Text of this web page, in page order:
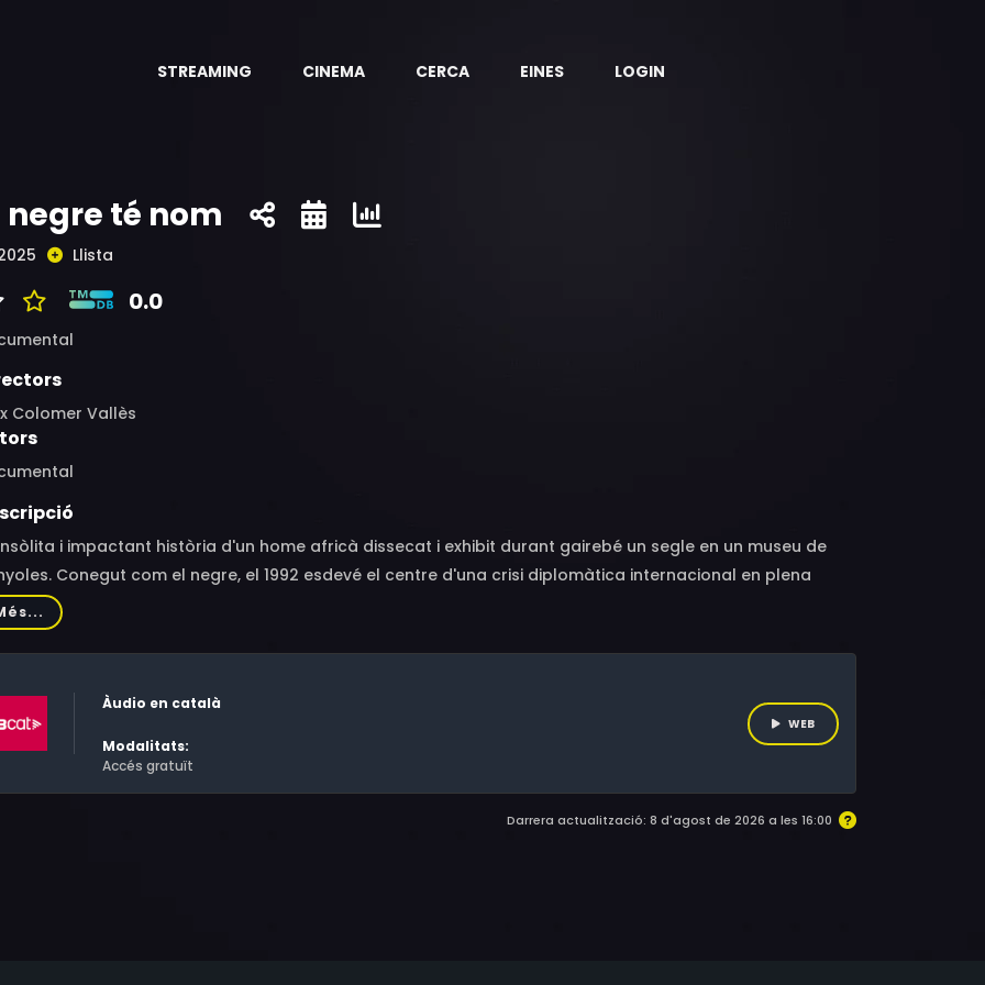
STREAMING CINEMA CERCA EINES LOGIN
negre té nom
Llista
0.0
Colomer Vallès
i impactant història d'un home africà dissecat i exhibit durant gairebé un segle en un museu de
Conegut com el negre, el 1992 esdevé el centre d'una crisi diplomàtica internacional en plena
dels Jocs Olímpics de Barcelona.
Àudio en català
Modalitats:
Accés gratuït
WEB
Darrera actualització: 8 d'agost de 2026 a les 16:00